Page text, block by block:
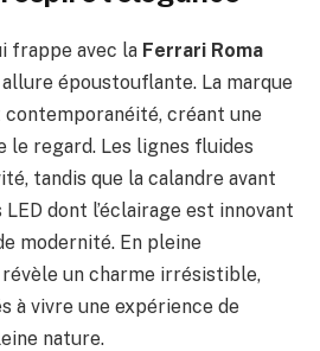
frappe avec la Ferrari Roma
époustouflante. La marque
créant une
le regard. Les lignes fluides
tandis que la calandre avant
dont l’éclairage est innovant
modernité. En pleine
un charme irrésistible,
à vivre une expérience de
nature.